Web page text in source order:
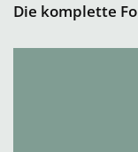
Die komplette